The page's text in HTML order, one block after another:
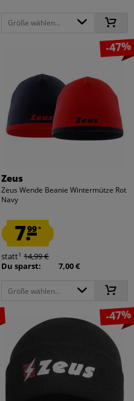
Größe wählen...
-47%
Zeus
Zeus Wende Beanie Wintermütze Rot
Navy
7.99*
statt1 14,99 €
Du sparst:
7,00 €
Größe wählen...
-47%